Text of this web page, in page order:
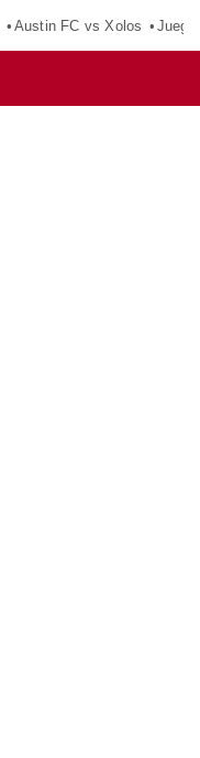
Austin FC vs Xolos